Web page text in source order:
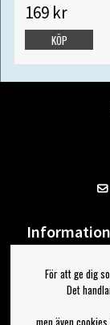
169 kr
KÖP
Information
Om Bengans
FAQ / Köp- &
För att ge dig
Det
men även